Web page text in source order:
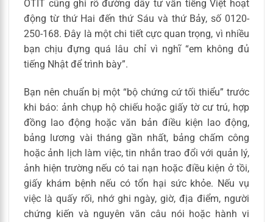
OTIT cũng ghi rõ đường dây tư vấn tiếng Việt hoạt
động từ thứ Hai đến thứ Sáu và thứ Bảy, số 0120-
250-168. Đây là một chi tiết cực quan trọng, vì nhiều
bạn chịu đựng quá lâu chỉ vì nghĩ “em không đủ
tiếng Nhật để trình bày”.
Bạn nên chuẩn bị một “bộ chứng cứ tối thiểu” trước
khi báo: ảnh chụp hộ chiếu hoặc giấy tờ cư trú, hợp
đồng lao động hoặc văn bản điều kiện lao động,
bảng lương vài tháng gần nhất, bảng chấm công
hoặc ảnh lịch làm việc, tin nhắn trao đổi với quản lý,
ảnh hiện trường nếu có tai nạn hoặc điều kiện ở tồi,
giấy khám bệnh nếu có tổn hại sức khỏe. Nếu vụ
việc là quấy rối, nhớ ghi ngày, giờ, địa điểm, người
chứng kiến và nguyên văn câu nói hoặc hành vi